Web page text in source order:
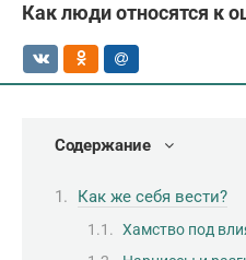
Как люди относятся к
Содержание
Как же себя вести?
Хамство под